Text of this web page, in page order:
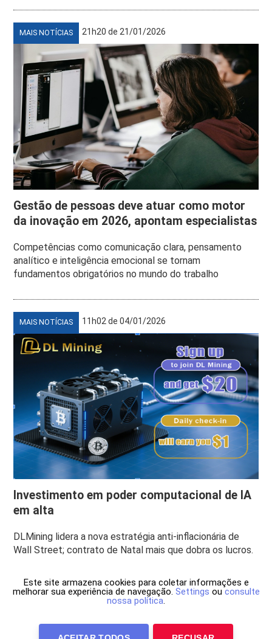
MAIS NOTÍCIAS 21h20 de 21/01/2026
Gestão de pessoas deve atuar como motor
da inovação em 2026, apontam especialistas
Competências como comunicação clara, pensamento
analítico e inteligência emocional se tornam
fundamentos obrigatórios no mundo do trabalho
MAIS NOTÍCIAS 11h02 de 04/01/2026
Investimento em poder computacional de IA
em alta
DLMining lidera a nova estratégia anti-inflacionária de
Wall Street; contrato de Natal mais que dobra os lucros.
Este site armazena cookies para coletar informações e
melhorar sua experiência de navegação. Settings ou consulte
nossa política.